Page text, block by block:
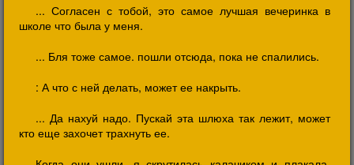
... Согласен с тобой, это самое лучшая вечеринка в
школе что была у меня.
... Бля тоже самое. пошли отсюда, пока не спалились.
: А что с ней делать, может ее накрыть.
... Да нахуй надо. Пускай эта шлюха так лежит, может
кто еще захочет трахнуть ее.